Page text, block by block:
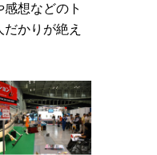
想などのト
かりが絶え